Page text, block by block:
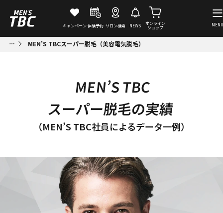
キャンペーン 体験予約 サロン検索 NEWS
オンライン
ショップ
MENU
MEN’S TBCスーパー脱毛（美容電気脱毛）
MEN’S TBC
スーパー脱毛の実績
（MEN’S TBC社員によるデータ一例）